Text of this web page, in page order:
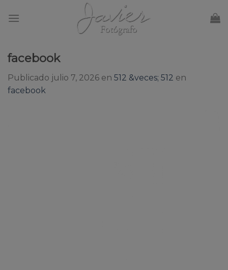
facebook
Publicado julio 7, 2026 en 512 &veces; 512 en
facebook